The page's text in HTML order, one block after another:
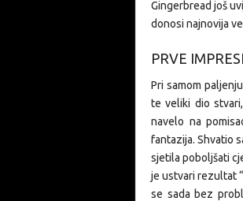
Gingerbread još
donosi najnovija
PRVE
Pri samom
te veliki dio
navelo na
fantazija. Shvatio
sjetila poboljšati
je ustvari rezultat
se sada bez